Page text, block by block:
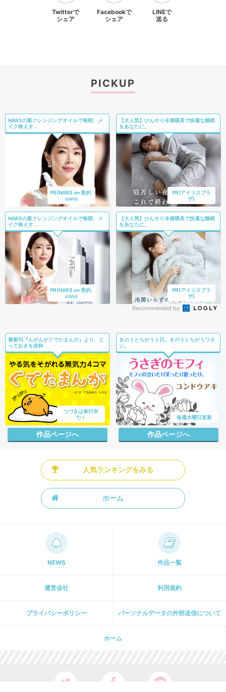
Twitterで
シェア
Facebookで
シェア
LINEで
送る
PICKUP
NARSの新クレンジングオイルで毎朝、メ
イク映えす...
PR(NARS on 美的.
com)
【大人気】ひんやり冷感寝具で快適な睡眠
をあなたに。
PR(アイリスプラ
ザ)
NARSの新クレンジングオイルで毎朝、メ
イク映えす...
PR(NARS on 美的.
com)
【大人気】ひんやり冷感寝具で快適な睡眠
をあなたに。
PR(アイリスプラ
ザ)
Recommended by
最新刊『んがんがぐでたまんが』より、と
っておきを抜粋
つづきは単行本
で！
作品ページへ
きのうとちがう１日。きのうとちがうワタ
シ。
毎週水曜日更新
作品ページへ
人気ランキングをみる
ホーム
NEWS 作品一覧
運営会社 利用規約
プライパシーポリシー パーソナルデータの外部送信について
ホーム